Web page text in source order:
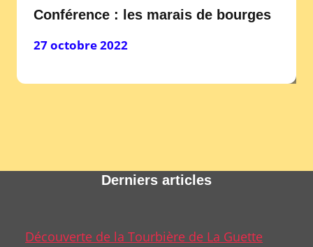
Conférence : les marais de bourges
27 octobre 2022
Derniers articles
Découverte de la Tourbière de La Guette